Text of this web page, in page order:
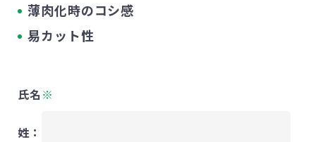
薄肉化時のコシ感
易カット性
氏名 ※
姓：